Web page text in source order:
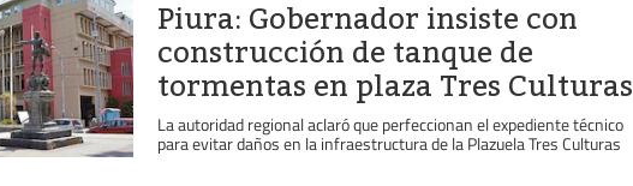
Piura: Gobernador insiste con
construcción de tanque de
tormentas en plaza Tres Culturas
La autoridad regional aclaró que perfeccionan el expediente técnico
para evitar daños en la infraestructura de la Plazuela Tres Culturas